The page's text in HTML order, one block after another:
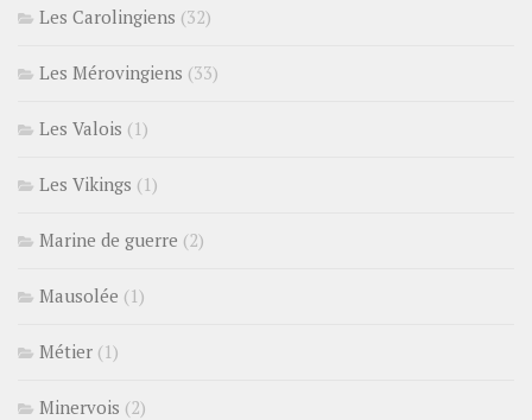
Les Carolingiens (32)
Les Mérovingiens (33)
Les Valois (1)
Les Vikings (1)
Marine de guerre (2)
Mausolée (1)
Métier (1)
Minervois (2)